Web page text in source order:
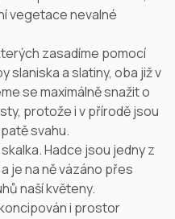
vegetace nevalné
zasadíme pomocí
slaniska a slatiny, oba již v
se maximálně snažit o
protože i v přírodě jsou
svahu.
Hadce jsou jedny z
je na ně vázáno přes
naší květeny.
i prostor